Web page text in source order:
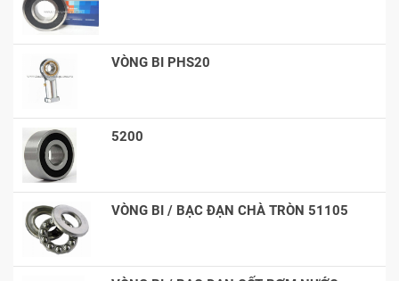
VÒNG BI PHS20
5200
VÒNG BI / BẠC ĐẠN CHÀ TRÒN 51105